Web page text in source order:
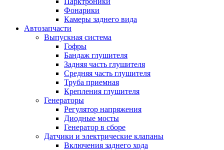
Фонарики
Камеры заднего вида
Автозапчасти
Выпускная система
Гофры
Бандаж глушителя
Задняя часть глушителя
Средняя часть глушителя
Труба приемная
Крепления глушителя
Генераторы
Регулятор напряжения
Диодные мосты
Генератор в сборе
Датчики и электрические клапаны
Включения заднего хода